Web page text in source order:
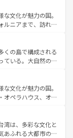
ではのユニークな
町歩きも満喫する
物価も高いが、旅行
。 なお、新
参照してほしい。
文化が魅力の国。
ルニアまで、訪れる
グ、エンターテイ
だ。一方、アメリカ
ャニオンやイエロー
が融合した独特の
で異なる魅力を楽
を感じることができ
い。
くの島で構成される
ている。大自然の神
地といえばオアフ
島やカウアイ島が
海をはじめ、豊かな
てくれるハワイの
イアンミュージッ
がハワイの魅力を彩
文化が魅力の国。
オペラハウス、オー
ル（エアーズロッ
アンズの熱帯雨林な
ェやワイン、オージ
湾は、多彩な文化と
あふれる大都市の台